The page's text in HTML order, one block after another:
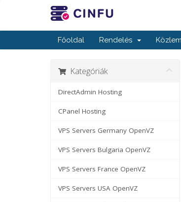
Főoldal Rendelés
Kategóriák
DirectAdmin Hosting
CPanel Hosting
VPS Servers Germany OpenVZ
VPS Servers Bulgaria OpenVZ
VPS Servers France OpenVZ
VPS Servers USA OpenVZ